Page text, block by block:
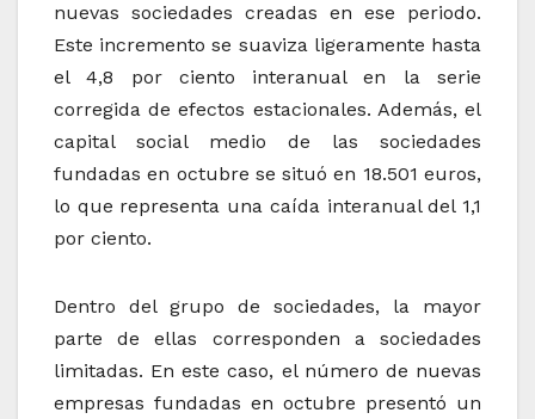
nuevas sociedades creadas en ese periodo.
Este incremento se suaviza ligeramente hasta
el 4,8 por ciento interanual en la serie
corregida de efectos estacionales. Además, el
capital social medio de las sociedades
fundadas en octubre se situó en 18.501 euros,
lo que representa una caída interanual del 1,1
por ciento.
Dentro del grupo de sociedades, la mayor
parte de ellas corresponden a sociedades
limitadas. En este caso, el número de nuevas
empresas fundadas en octubre presentó un